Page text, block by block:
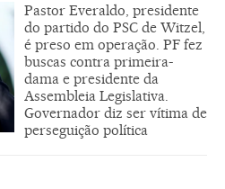
Pastor Everaldo, presidente
do partido do PSC de Witzel,
é preso em operação. PF fez
buscas contra primeira-
dama e presidente da
Assembleia Legislativa.
Governador diz ser vítima de
perseguição política